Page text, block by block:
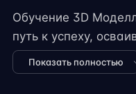
Обучение 3D
путь к успеху,
навыки в IT. Курсы
специалистов с
Показать полностью